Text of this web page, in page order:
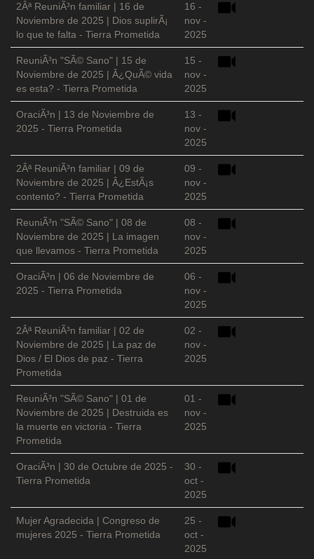
2Âª ReuniÃ³n familiar | 16 de
Noviembre de 2025 | Dios suplirÃ¡
lo que te falta - Tierra Prometida
16 -
nov -
2025
ReuniÃ³n "SÃ© Sano" | 15 de
Noviembre de 2025 | Â¿QuÃ© vida
es esta? - Tierra Prometida
15 -
nov -
2025
OraciÃ³n | 13 de Noviembre de
2025 - Tierra Prometida
13 -
nov -
2025
2Âª ReuniÃ³n familiar | 09 de
Noviembre de 2025 | Â¿EstÃ¡s
contento? - Tierra Prometida
09 -
nov -
2025
ReuniÃ³n "SÃ© Sano" | 08 de
Noviembre de 2025 | La imagen
que llevamos - Tierra Prometida
08 -
nov -
2025
OraciÃ³n | 06 de Noviembre de
2025 - Tierra Prometida
06 -
nov -
2025
2Âª ReuniÃ³n familiar | 02 de
Noviembre de 2025 | La paz de
Dios / El Dios de paz - Tierra
Prometida
02 -
nov -
2025
ReuniÃ³n "SÃ© Sano" | 01 de
Noviembre de 2025 | Destruida es
la muerte en victoria - Tierra
Prometida
01 -
nov -
2025
OraciÃ³n | 30 de Octubre de 2025 -
Tierra Prometida
30 -
oct -
2025
Mujer Agradecida | Congreso de
mujeres 2025 - Tierra Prometida
25 -
oct -
2025